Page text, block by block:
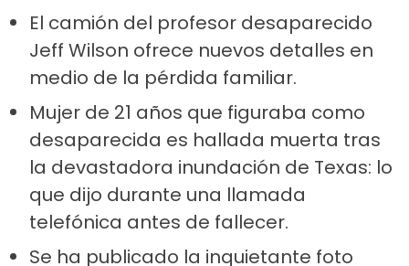
El camión del profesor desaparecido
Jeff Wilson ofrece nuevos detalles en
medio de la pérdida familiar.
Mujer de 21 años que figuraba como
desaparecida es hallada muerta tras
la devastadora inundación de Texas: lo
que dijo durante una llamada
telefónica antes de fallecer.
Se ha publicado la inquietante foto